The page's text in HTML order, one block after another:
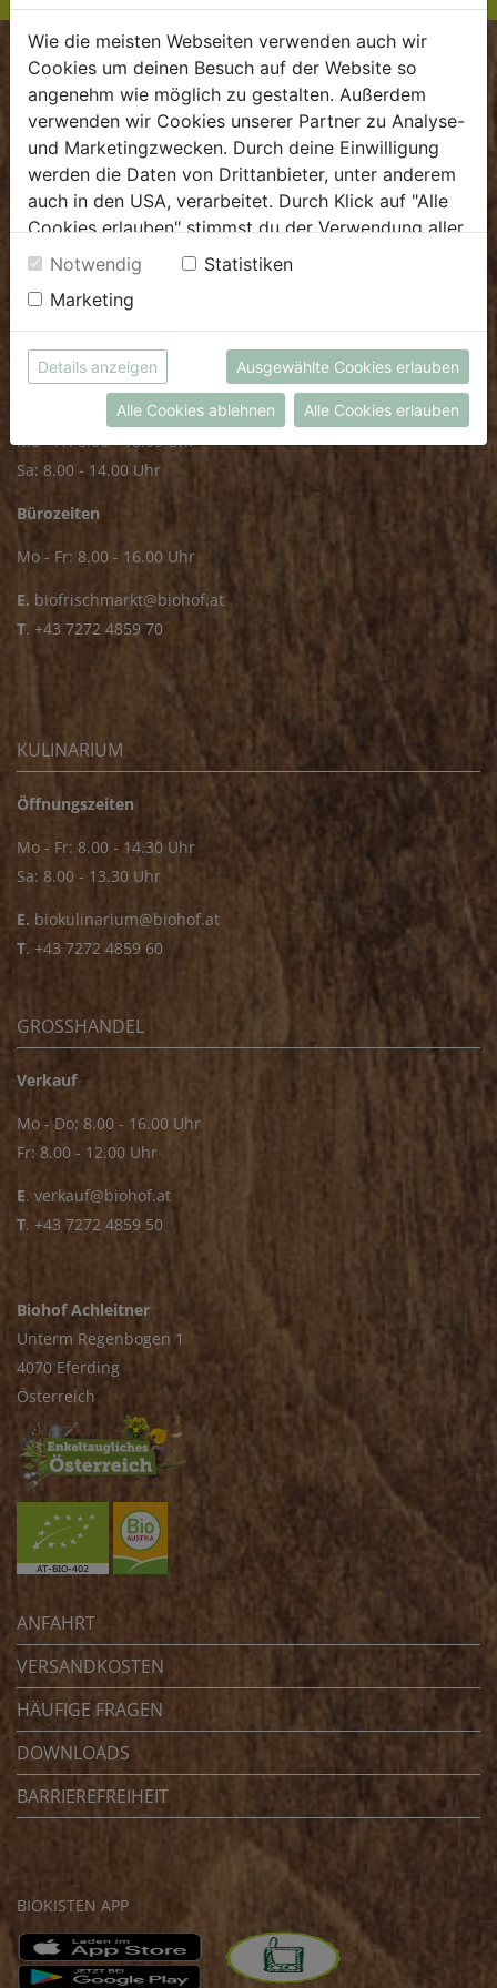
BIOKISTE
Kundenservice
Mo - Do: 8.00 - 16.00 Uhr
Fr: 8.00 - 15.00 Uhr
E.dieBiokiste@biohof.at
.+43 7272 2597
FRISCHMARKT
Öffnungszeiten
Mo - Fr: 8.00 - 18.00 Uhr
Sa: 8.00 - 14.00 Uhr
Bürozeiten
Mo - Fr: 8.00 - 16.00 Uhr
E. biofrischmarkt@biohof.at
T. +43 7272 4859 70
KULINARIUM
Öffnungszeiten
Mo - Fr: 8.00 - 14.30 Uhr
Sa: 8.00 - 13.30 Uhr
E. biokulinarium@biohof.at
T. +43 7272 4859 60
GROSSHANDEL
Verkauf
Mo - Do: 8.00 - 16.00 Uhr
Fr: 8.00 - 12.00 Uhr
E. verkauf@biohof.at
T. +43 7272 4859 50
Biohof Achleitner
Unterm Regenbogen 1
4070 Eferding
Österreich
ANFAHRT
VERSANDKOSTEN
HÄUFIGE FRAGEN
DOWNLOADS
BARRIEREFREIHEIT
BIOKISTEN APP
Wie die meisten Webseiten verwenden auch wir
Cookies um deinen Besuch auf der Website so
angenehm wie möglich zu gestalten. Außerdem
verwenden wir Cookies unserer Partner zu Analyse-
und Marketingzwecken. Durch deine Einwilligung
werden die Daten von Drittanbieter, unter anderem
auch in den USA, verarbeitet. Durch Klick auf "Alle
Cookies erlauben" stimmst du der Verwendung aller
Cookies zu. Unter "Details anzeigen" findest du alle
Infos zu den unterschiedlichen Cookies, du kannst
auch entscheiden, welche Cookies du erlauben
möchtest.
Weitere Informationen findest du in unserer
Datenschutzerklärung
bzw. imImpressum
Notwendig
Statistiken
Marketing
Details anzeigen Ausgewählte Cookies erlauben
Alle Cookies ablehnen Alle Cookies erlauben